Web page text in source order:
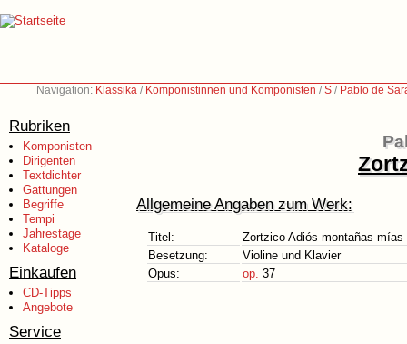
Navigation: Klassika / Komponistinnen und Komponisten /S / Pablo de
Rubriken
Komponisten
Dirigenten
Textdichter
Gattungen
Begriffe
Tempi
Jahrestage
Kataloge
Einkaufen
CD-Tipps
Angebote
Service
Allgemeine Angaben zum Werk:
Titel:
Zortzico Adiós montañas mías
Besetzung:
Violine und Klavier
Opus:
op. 37